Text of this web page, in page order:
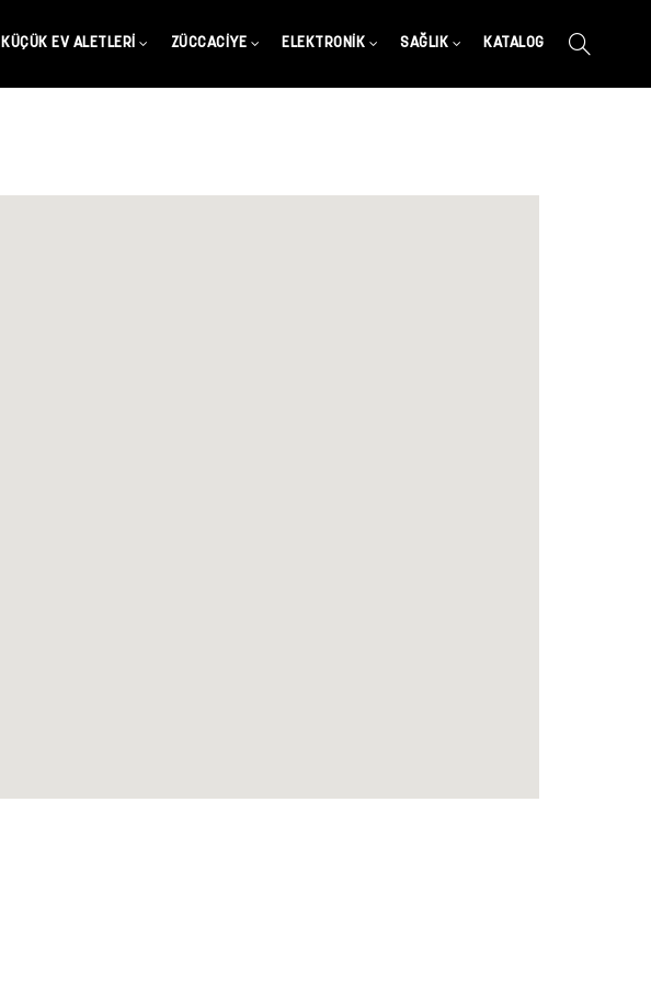
KÜÇÜK EV ALETLERI ZÜCCACIYE ELEKTRONIK SAĞLIK KATALOG